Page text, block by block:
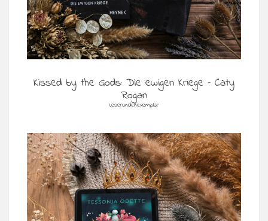
Kissed by the Gods: Die ewigen Kriege – Caty
Rogan
Leserundenexemplar